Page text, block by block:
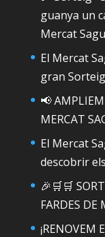
guanya un
Mercat
El Mercat
gran
📢
MERCAT
El Mercat
descobrir
🎉🛒🛒
FARDES DE
¡RENOVEM